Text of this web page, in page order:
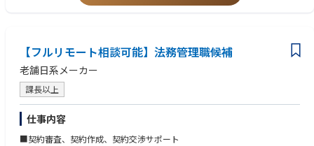
評価も含む
・株主総会事務局…関連部署に声掛けした上でのスケジュール立案から事
業報告の作成、想定問答の作成、当日運営から議事録作成、登記申請ま
で。優待に関する業務も担当
・コーポレートガバナンス委員会事務局…不定期開催する同委員会の議案
検討、運営（※実態は取締役会の中で開催）の他、コーポレートガバナン
ス・コード対応全般
【フルリモート相談可能】法務管理職候補
老舗日系メーカー
課長以上
仕事内容
■契約審査、契約作成、契約交渉サポート